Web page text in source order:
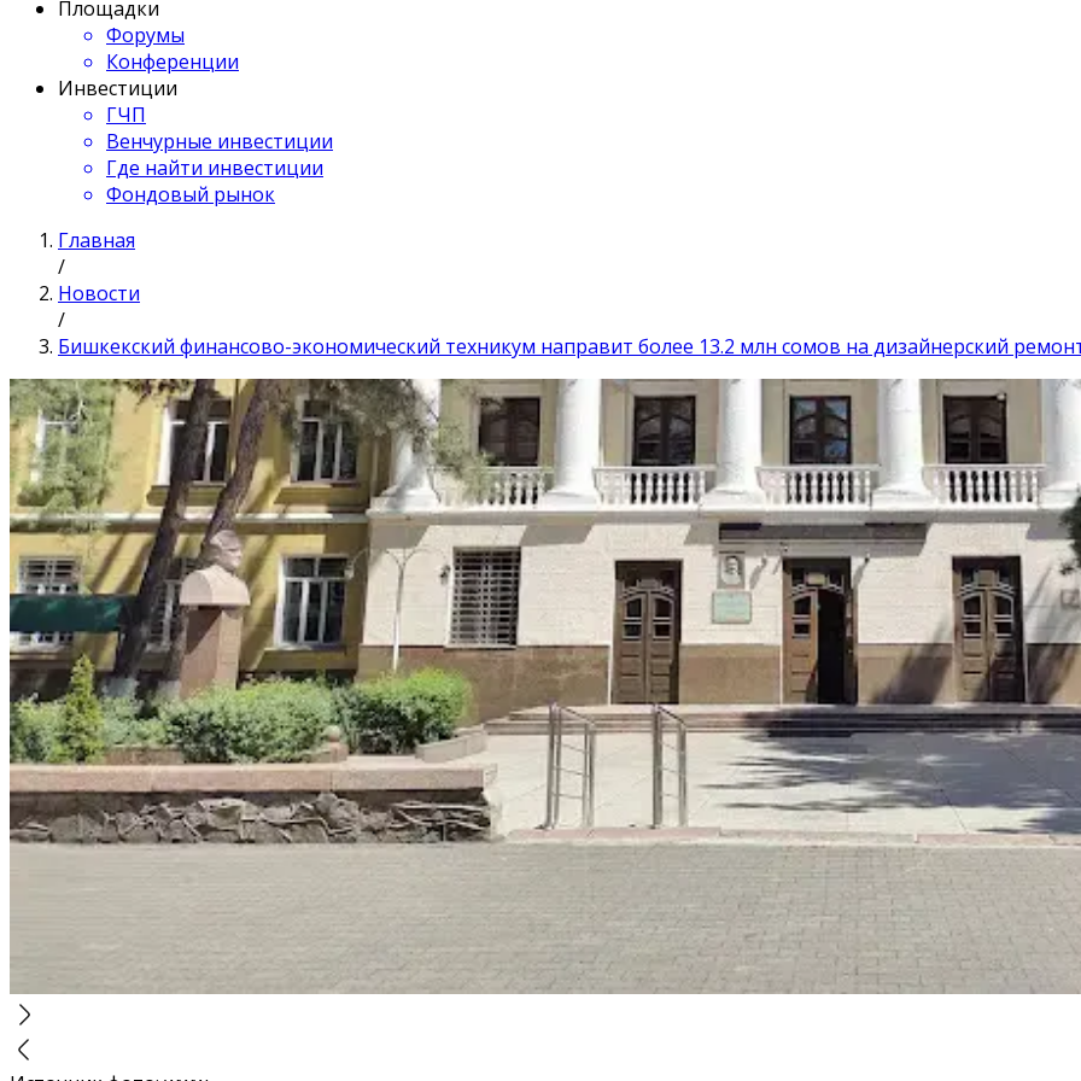
Площадки
Форумы
Конференции
Инвестиции
ГЧП
Венчурные инвестиции
Где найти инвестиции
Фондовый рынок
Главная
/
Новости
/
Бишкекский финансово-экономический техникум направит более 13.2 млн сомов на дизайнерский